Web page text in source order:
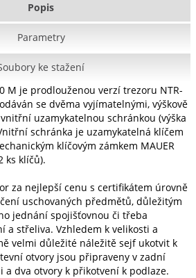
Popis
Parametry
ke stažení
M je prodlouženou verzí trezoru NTR-
se dvěma vyjímatelnými, výškově
uzamykatelnou schránkou (výška
schránka je uzamykatelná klíčem
klíčovým zámkem MAUER
ks klíčů).
za nejlepší cenu s certifikátem úrovně
uschovaných předmětů, důležitým
jednání spojišťovnou či třeba
a střeliva. Vzhledem k velikosti a
velmi důležité náležitě sejf ukotvit k
otvory jsou připraveny v zadní
a dva otvory k přikotvení k podlaze.